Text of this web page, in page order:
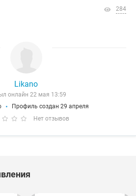
284
Likano
онлайн 22 мая 13:59
Профиль создан 29 апреля
Нет отзывов